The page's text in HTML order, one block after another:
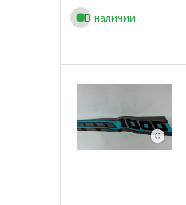
В наличии